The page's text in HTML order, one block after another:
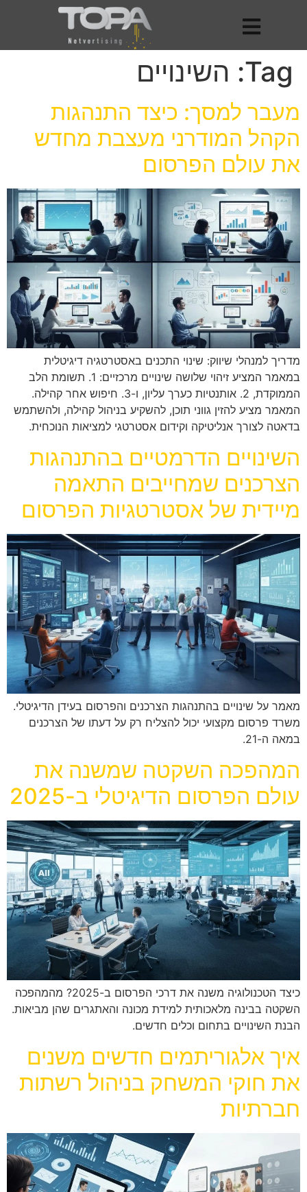
Tag: השינויים
מעבר למסך: כיצד התנהגות
הקהל המודרני מעצבת מחדש
את עולם הפרסום
מדריך למנהלי שיווק: שינוי התכנים באסטרטגיה דיגיטלית
במאמר המציע זיהוי שלושה שינויים מרכזיים: 1. תשומת הלב
הממוקדת, 2. אותנטיות כערך עליון, ו-3. חיפוש אחר קהילה.
המאמר מציע להזין גווני תוכן, להשקיע בניהול קהילה, ולהשתמש
בדאטה לצורך אנליטיקה וקידום אסטרטגי למציאות הנוכחית.
השינויים הדרמטיים בהתנהגות
הצרכנים שמחייבים התאמה
מיידית של אסטרטגיות הפרסום
מאמר על שינויים בהתנהגות הצרכנים והפרסום בעידן הדיגיטלי.
משרד פרסום מקצועי יכול להצליח רק על דעתו של הצרכנים
במאה ה-21.
המהפכה השקטה שמשנה את
עולם הפרסום הדיגיטלי ב-2025
כיצד הטכנולוגיה משנה את דרכי הפרסום ב-2025? מהמהפכה
השקטה בבינה מלאכותית למידת מכונה והאתגרים שהן מביאות.
הבנת השינויים בתחום וכלים חדשים.
איך אלגוריתמים חדשים משנים
את חוקי המשחק בניהול רשתות
חברתיות